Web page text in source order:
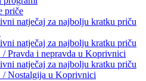
priče
natječaj za najbolju kratku priču
natječaj za najbolju kratku priču
/ Pravda i nepravda u Koprivnici
natječaj za najbolju kratku priču
/ Nostalgija u Koprivnici